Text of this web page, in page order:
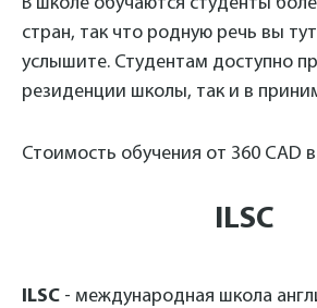
стран, так что родную речь вы
услышите. Студентам доступно
резиденции школы, так и в
Стоимость обучения от 360 CAD
ILSC
ILSC - международная школа